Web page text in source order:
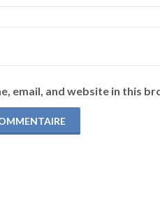
email, and website in this